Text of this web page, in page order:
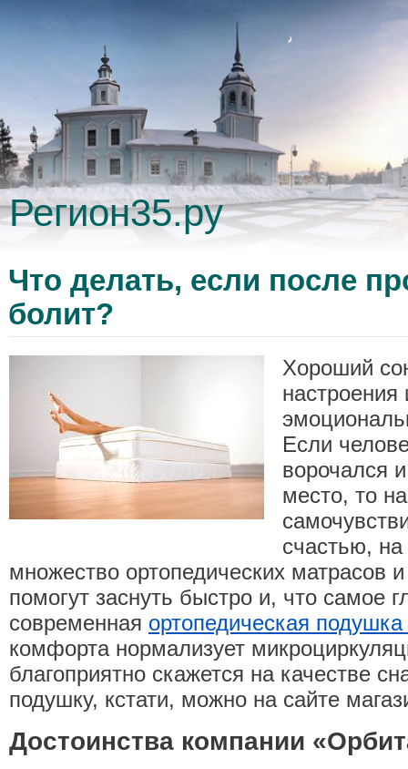
Регион35.ру
Что делать, если после
болит?
Хороший
настроения
Если
ворочался
место, то
счастью,
множество ортопедических матрасов
помогут заснуть быстро и, что самое
современная ортопедическая
комфорта нормализует
благоприятно скажется на качестве
подушку, кстати, можно на сайте
Достоинства компании